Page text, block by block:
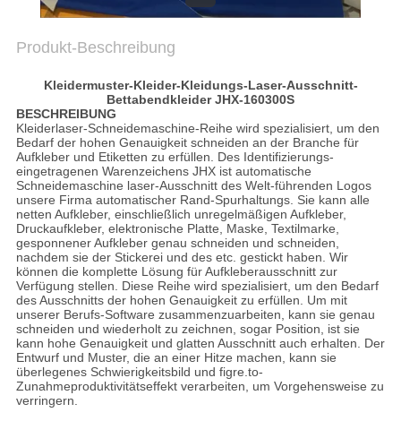
Produkt-Beschreibung
Kleidermuster-Kleider-Kleidungs-Laser-Ausschnitt-
Bettabendkleider JHX-160300S
BESCHREIBUNG
Kleiderlaser-Schneidemaschine-Reihe wird spezialisiert, um den
Bedarf der hohen Genauigkeit schneiden an der Branche für
Aufkleber und Etiketten zu erfüllen. Des Identifizierungs-
eingetragenen Warenzeichens JHX ist automatische
Schneidemaschine laser-Ausschnitt des Welt-führenden Logos
unsere Firma automatischer Rand-Spurhaltungs. Sie kann alle
netten Aufkleber, einschließlich unregelmäßigen Aufkleber,
Druckaufkleber, elektronische Platte, Maske, Textilmarke,
gesponnener Aufkleber genau schneiden und schneiden,
nachdem sie der Stickerei und des etc. gestickt haben. Wir
können die komplette Lösung für Aufkleberausschnitt zur
Verfügung stellen. Diese Reihe wird spezialisiert, um den Bedarf
des Ausschnitts der hohen Genauigkeit zu erfüllen. Um mit
unserer Berufs-Software zusammenzuarbeiten, kann sie genau
schneiden und wiederholt zu zeichnen, sogar Position, ist sie
kann hohe Genauigkeit und glatten Ausschnitt auch erhalten. Der
Entwurf und Muster, die an einer Hitze machen, kann sie
überlegenes Schwierigkeitsbild und figre.to-
Zunahmeproduktivitätseffekt verarbeiten, um Vorgehensweise zu
verringern.